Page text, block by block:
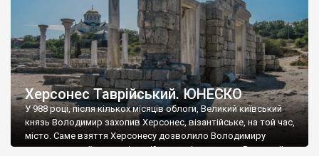
Херсонес Таврійський. ЮНЕСКО
У 988 році, після кількох місяців облоги, Великий київський
князь Володимир захопив Херсонес, візантійське, на той час,
місто. Саме взяття Херсонесу дозволило Володимиру
диктувати свої умови візантійському імператору Василю ІІ, та